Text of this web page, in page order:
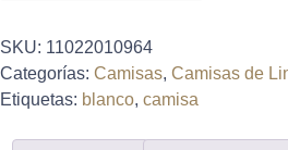
SKU: 11022010964
Categorías: Camisas, Camisas de
Etiquetas: blanco, camisa